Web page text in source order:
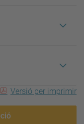
Versió per imprimir